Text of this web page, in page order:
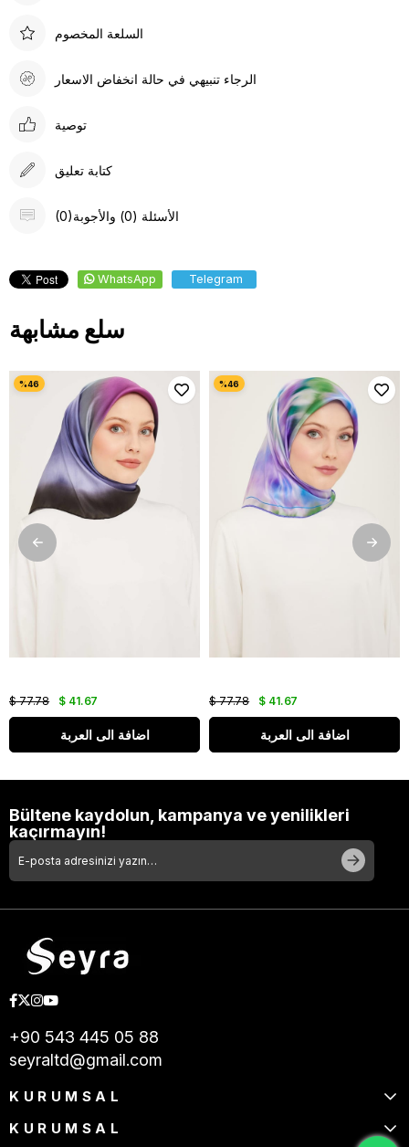
السلعة المخصوم
الرجاء تنبيهي في حالة انخفاض الاسعار
توصية
كتابة تعليق
(0)الأسئلة (0) والأجوبة
WhatsApp Telegram
سلع مشابهة
$ 41.67
$ 77.78
اضافة الى العربة
$ 41.67
$ 77.78
اضافة الى العربة
Bültene kaydolun, kampanya ve yenilikleri
kaçırmayın!
+90 543 445 05 88
seyraltd@gmail.com
KURUMSAL
KURUMSAL